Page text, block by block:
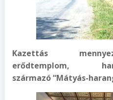
Kazettás
erődtemplom,
származó“Mátyás-